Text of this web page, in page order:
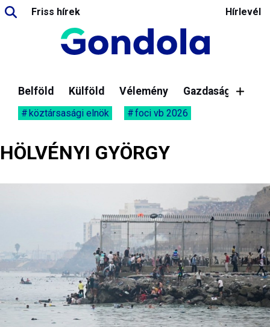
Friss hírek Hírlevél
Belföld Külföld Vélemény Gazdaság
köztársasági elnök foci vb 2026
HÖLVÉNYI GYÖRGY